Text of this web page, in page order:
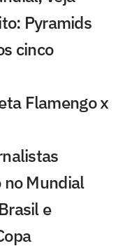
Pyramids
cinco
Flamengo x
no Mundial
e